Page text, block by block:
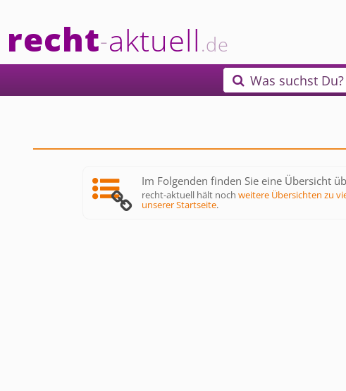
recht-aktuell.de
 Was suchst Du?
Im Folgenden finden Sie eine Übersicht
recht-aktuell hält nochweitere Übersichten zu
unserer Startseite.